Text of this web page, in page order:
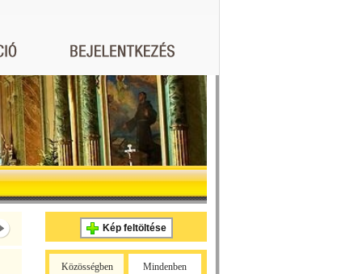
Kép feltöltése
Közösségben Mindenben